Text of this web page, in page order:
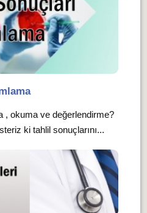
, okuma ve değerlendirme?
ki tahlil sonuçlarını...